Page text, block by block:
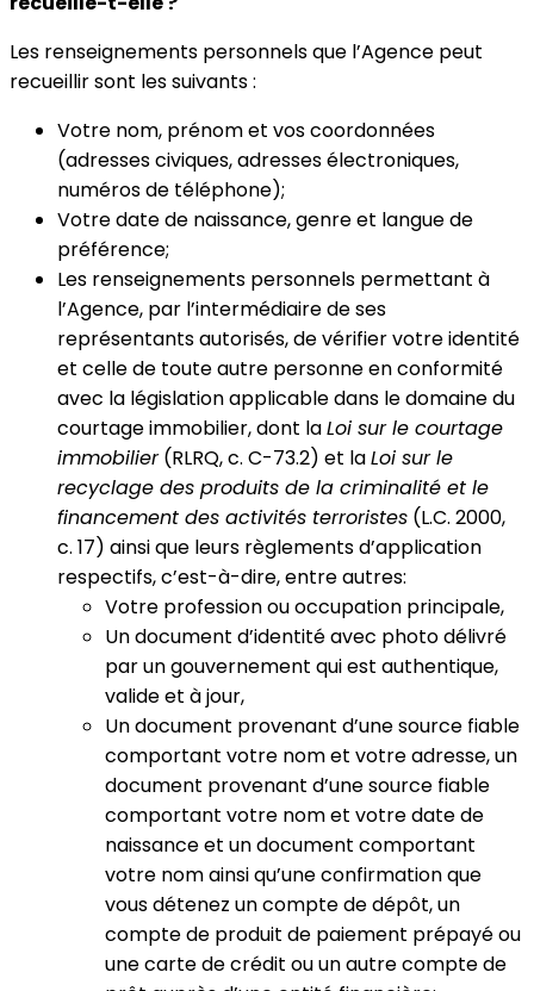
Les renseignements personnels que l’Agence peut
recueillir sont les suivants :
Votre nom, prénom et vos coordonnées
(adresses civiques, adresses électroniques,
numéros de téléphone);
Votre date de naissance, genre et langue de
préférence;
Les renseignements personnels permettant à
l’Agence, par l’intermédiaire de ses
représentants autorisés, de vérifier votre identité
et celle de toute autre personne en conformité
avec la législation applicable dans le domaine du
courtage immobilier, dont laLoi sur le courtage
immobilier(RLRQ, c. C-73.2) et laLoi sur le
recyclage des produits de la criminalité et le
financement des activités terroristes (L.C. 2000,
c. 17) ainsi que leurs règlements d’application
respectifs, c’est-à-dire, entre autres:
Votre profession ou occupation principale,
Un document d’identité avec photo délivré
par un gouvernement qui est authentique,
valide et à jour,
Un document provenant d’une source fiable
comportant votre nom et votre adresse, un
document provenant d’une source fiable
comportant votre nom et votre date de
naissance et un document comportant
votre nom ainsi qu’une confirmation que
vous détenez un compte de dépôt, un
compte de produit de paiement prépayé ou
une carte de crédit ou un autre compte de